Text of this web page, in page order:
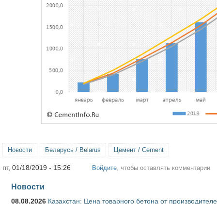
Новости Беларусь / Belarus Цемент / Cement
пт, 01/18/2019 - 15:26 Войдите , чтобы оставлять комментарии
Новости
08.08.2026 Казахстан: Цена товарного бетона от